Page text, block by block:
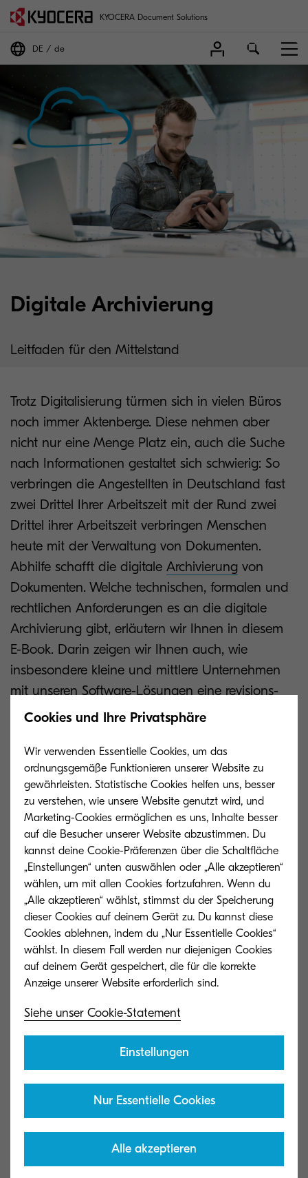
KYOCERA Document Solutions
DE de
Digitale Archivierung
Leitfaden für den Mittelstand
Trotz Digitalisierung türmen sich in vielen Büros
noch immer Aktenberge. Diese nehmen aber
nicht nur eine Menge Platz ein, auch die Suche
nach Informationen gestaltet sich schwierig: So
verbringen die Angestellten in Deutschland fast
zwei Drittel Ihrer Arbeitszeit mit der Rund zwei
Drittel ihrer Arbeitszeit verbringen Menschen
heute mit der Verwaltung von Dokumenten.
Abhilfe schafft die digitale Archivierung von
Dokumenten. Welche technischen, formalen und
rechtlichen Anforderungen es an die digitale
Archivierung gibt, erläutern wir Ihnen in diesem
E-Book. Darin zeigen wir Ihnen auch, wie
insbesondere kleine und mittlere Unternehmen
mit unseren Software-Lösungen eine revi­sions­
sichere Archi­vie­rung gemäß GoBD umsetzen.
Cookies und Ihre Privatsphäre
Wir verwenden Essentielle Cookies, um das
ordnungsgemäße Funktionieren unserer Website zu
gewährleisten. Statistische Cookies helfen uns, besser
zu verstehen, wie unsere Website genutzt wird, und
Marketing-Cookies ermöglichen es uns, Inhalte besser
auf die Besucher unserer Website abzustimmen. Du
kannst deine Cookie-Präferenzen über die Schaltfläche
„Einstellungen“ unten auswählen oder „Alle akzeptieren“
wählen, um mit allen Cookies fortzufahren. Wenn du
„Alle akzeptieren“ wählst, stimmst du der Speicherung
dieser Cookies auf deinem Gerät zu. Du kannst diese
Cookies ablehnen, indem du „Nur Essentielle Cookies“
wählst. In diesem Fall werden nur diejenigen Cookies
auf deinem Gerät gespeichert, die für die korrekte
Siehe unser Cookie-Statement
Einstellungen
Nur Essentielle Cookies
Alle akzeptieren